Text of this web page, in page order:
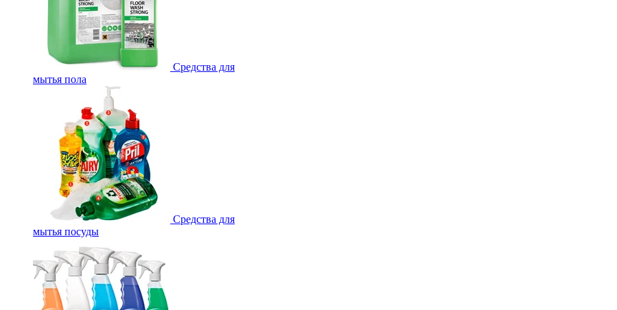
Средства для
мытья пола
Средства для
мытья посуды